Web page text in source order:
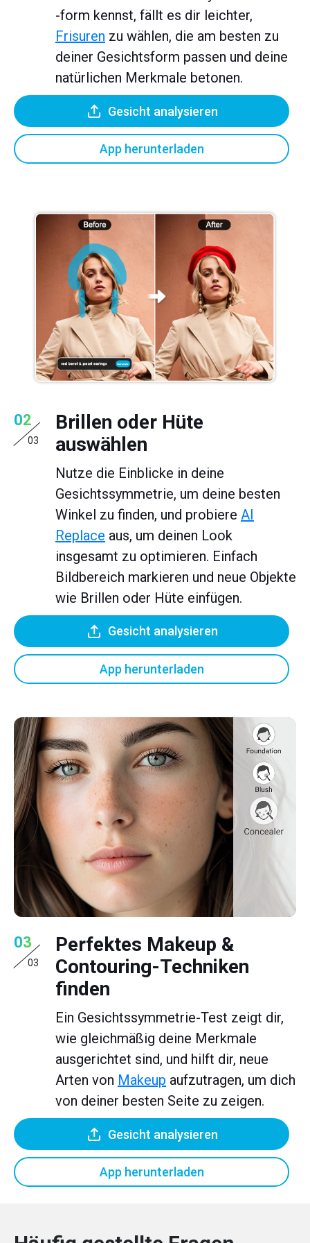
-form kennst, fällt es dir leichter,
Frisuren zu wählen, die am besten zu
deiner Gesichtsform passen und deine
natürlichen Merkmale betonen.
Gesicht analysieren
App herunterladen
02
03
Brillen oder Hüte
auswählen
Nutze die Einblicke in deine
Gesichtssymmetrie, um deine besten
Winkel zu finden, und probiere AI
Replace aus, um deinen Look
insgesamt zu optimieren. Einfach
Bildbereich markieren und neue Objekte
wie Brillen oder Hüte einfügen.
Gesicht analysieren
App herunterladen
03
03
Perfektes Makeup &
Contouring-Techniken
finden
Ein Gesichtssymmetrie-Test zeigt dir,
wie gleichmäßig deine Merkmale
ausgerichtet sind, und hilft dir, neue
Arten von Makeup aufzutragen, um dich
von deiner besten Seite zu zeigen.
Gesicht analysieren
App herunterladen